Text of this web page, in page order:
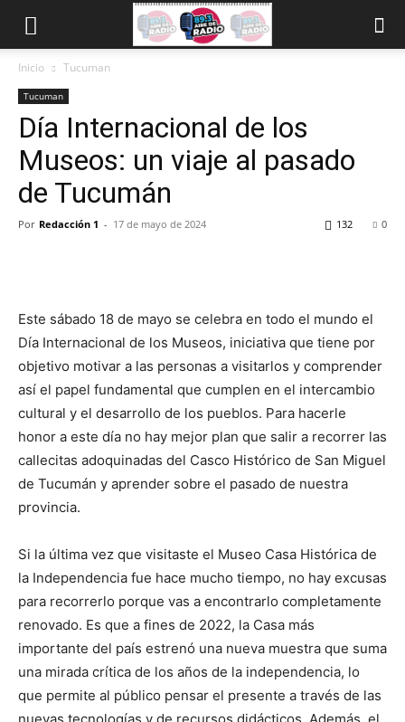
Inicio Tucuman
Tucuman
Día Internacional de los
Museos: un viaje al pasado
de Tucumán
Por Redacción 1 - 17 de mayo de 2024 0
132
Este sábado 18 de mayo se celebra en todo el mundo el
Día Internacional de los Museos, iniciativa que tiene por
objetivo motivar a las personas a visitarlos y comprender
así el papel fundamental que cumplen en el intercambio
cultural y el desarrollo de los pueblos. Para hacerle
honor a este día no hay mejor plan que salir a recorrer las
callecitas adoquinadas del Casco Histórico de San Miguel
de Tucumán y aprender sobre el pasado de nuestra
provincia.
Si la última vez que visitaste el Museo Casa Histórica de
la Independencia fue hace mucho tiempo, no hay excusas
para recorrerlo porque vas a encontrarlo completamente
renovado. Es que a fines de 2022, la Casa más
importante del país estrenó una nueva muestra que suma
una mirada crítica de los años de la independencia, lo
que permite al público pensar el presente a través de las